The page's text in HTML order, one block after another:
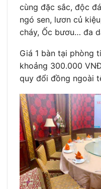
cùng đặc sắc, độc
ngó sen, lươn củ
cháy, Ốc bươu… đa
Giá 1 bàn tại phòng
khoảng 300.000
quy đổi đồng ngoài